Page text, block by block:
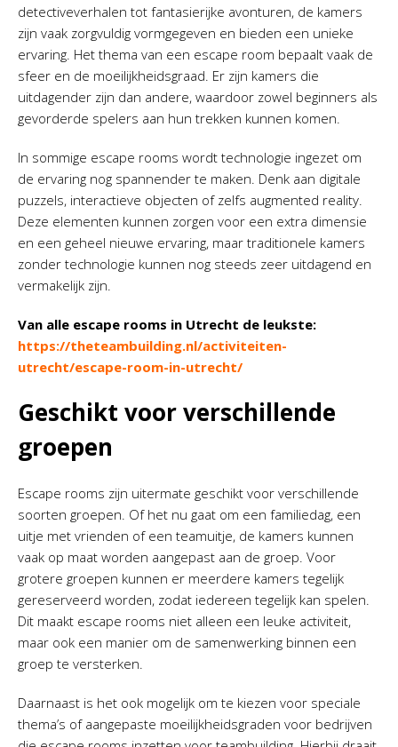
detectiveverhalen tot fantasierijke avonturen, de kamers
zijn vaak zorgvuldig vormgegeven en bieden een unieke
ervaring. Het thema van een escape room bepaalt vaak de
sfeer en de moeilijkheidsgraad. Er zijn kamers die
uitdagender zijn dan andere, waardoor zowel beginners als
gevorderde spelers aan hun trekken kunnen komen.
In sommige escape rooms wordt technologie ingezet om
de ervaring nog spannender te maken. Denk aan digitale
puzzels, interactieve objecten of zelfs augmented reality.
Deze elementen kunnen zorgen voor een extra dimensie
en een geheel nieuwe ervaring, maar traditionele kamers
zonder technologie kunnen nog steeds zeer uitdagend en
vermakelijk zijn.
Van alle escape rooms in Utrecht de leukste:
https://theteambuilding.nl/activiteiten-
utrecht/escape-room-in-utrecht/
Geschikt voor verschillende
groepen
Escape rooms zijn uitermate geschikt voor verschillende
soorten groepen. Of het nu gaat om een familiedag, een
uitje met vrienden of een teamuitje, de kamers kunnen
vaak op maat worden aangepast aan de groep. Voor
grotere groepen kunnen er meerdere kamers tegelijk
gereserveerd worden, zodat iedereen tegelijk kan spelen.
Dit maakt escape rooms niet alleen een leuke activiteit,
maar ook een manier om de samenwerking binnen een
groep te versterken.
Daarnaast is het ook mogelijk om te kiezen voor speciale
thema’s of aangepaste moeilijkheidsgraden voor bedrijven